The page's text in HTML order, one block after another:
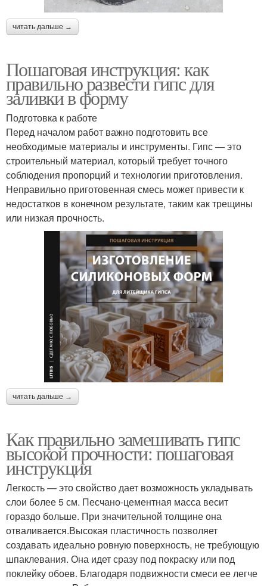
читать дальше →
Пошаговая инструкция: как
правильно развести гипс для
заливки в форму
Подготовка к работе
Перед началом работ важно подготовить все
необходимые материалы и инструменты. Гипс — это
строительный материал, который требует точного
соблюдения пропорций и технологии приготовления.
Неправильно приготовенная смесь может привести к
недостатков в конечном результате, таким как трещины
или низкая прочность.
читать дальше →
Как правильно замешивать гипс
высокой прочности: пошаговая
инструкция
Легкость — это свойство дает возможность укладывать
слои более 5 см. Песчано-цементная масса весит
гораздо больше. При значительной толщине она
отваливается.Высокая пластичность позволяет
создавать идеально ровную поверхность, не требующую
шпаклевания. Она идет сразу под покраску или под
поклейку обоев. Благодаря подвижности смеси ее легче